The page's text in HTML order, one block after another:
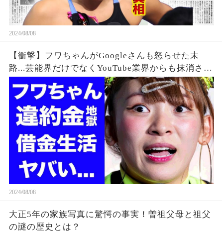
2024/08/08
【衝撃】フワちゃんがGoogleさんも怒らせた末
路...芸能界だけでなくYouTube業界からも抹消され
た垢BANの真相に驚きを隠せない...違約金や税金
に苦しむ借金地獄に突入...
2024/08/08
大正5年の家族写真に驚愕の事実！曽祖父母と祖父
の謎の歴史とは？